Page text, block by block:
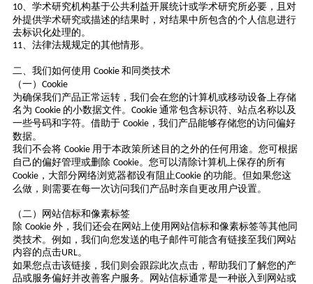
10、学术研究机构基于公共利益开展统计或学术研究所必要，且对
外提供学术研究或描述的结果时，对结果中所包含的个人信息进行
去标识化处理的。
11 、法律法规规定的其他情形。
二、我们如何使用 Cookie 和同类技术
（一） Cookie
为确保我们产品正常运转，我们会在您的计算机或移动设备上存储
名为 Cookie 的小数据文件。 Cookie 通常包含标识符、站点名称以及
一些号码和字符。借助于 Cookie，我们产品能够存储您的访问偏好
数据。
我们不会将 Cookie 用于本政策所述目的之外的任何用途。您可根据
自己的偏好管理或删除 Cookie。您可以清除计算机上保存的所有
Cookie，大部分网络浏览器都设有阻止Cookie 的功能。但如果您这
么做，则需要在每一次访问我们产品时亲自更改用户设置。
（二）网站信标和像素标签
除 Cookie 外，我们还会在网站上使用网站信标和像素标签等其他同
类技术。例如，我们向您发送的电子邮件可能含有链接至我们网站
内容的点击URL。
如果您点击该链接，我们则会跟踪此次点击，帮助我们了解您的产
品或服务偏好并改善客户服务。网站信标通常是一种嵌入到网站或